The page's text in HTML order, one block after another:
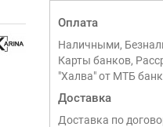
Оплата
Наличными,
Карты банков,
"Халва" от МТБ
Доставка
Доставка по